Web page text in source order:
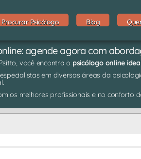
Procurar Psicólogo Blog
agende agora com
você encontra o psicólogo online
em diversas áreas da
os melhores profissionais e no conforto